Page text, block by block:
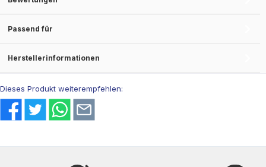
Passend für
Herstellerinformationen
Dieses Produkt weiterempfehlen: